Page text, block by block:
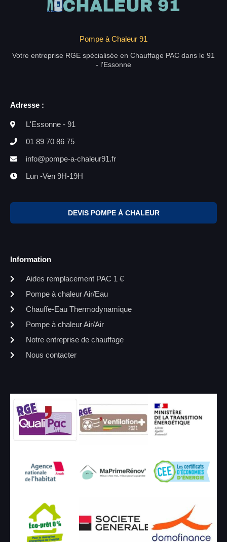
Pompe à Chaleur 91
Votre entreprise RGE spécialisée en Chauffage PAC dans le 91
- l'Essonne
Adresse :
L'Essonne - 91
01 89 70 86 75
info@pompe-a-chaleur91.fr
Lun -Ven 9H-19H
DEVIS POMPE À CHALEUR
Information
Aides remplacement PAC 1 €
Pompe à chaleur Air/Eau
Chauffe-Eau Thermodynamique
Pompe à chaleur Air/Air
Notre entreprise de chauffage
Nous contacter